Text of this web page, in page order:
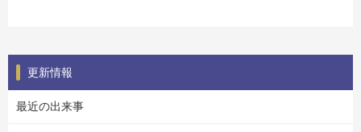
更新情報
最近の出来事